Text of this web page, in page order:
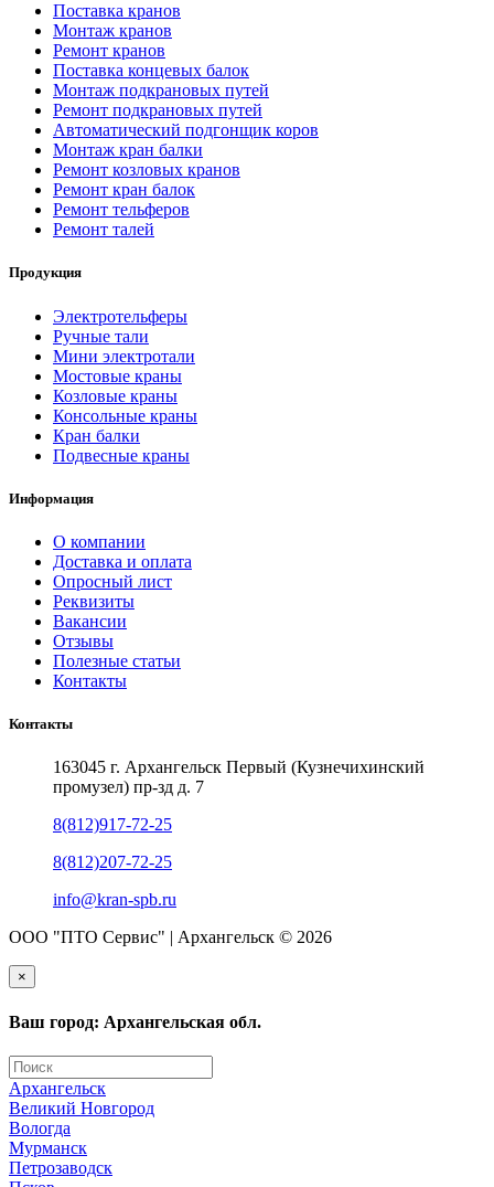
Поставка кранов
Монтаж кранов
Ремонт кранов
Поставка концевых балок
Монтаж подкрановых путей
Ремонт подкрановых путей
Автоматический подгонщик коров
Монтаж кран балки
Ремонт козловых кранов
Ремонт кран балок
Ремонт тельферов
Ремонт талей
Продукция
Электротельферы
Ручные тали
Мини электротали
Мостовые краны
Козловые краны
Консольные краны
Кран балки
Подвесные краны
Информация
О компании
Доставка и оплата
Опросный лист
Реквизиты
Вакансии
Отзывы
Полезные статьи
Контакты
Контакты
163045 г. Архангельск Первый (Кузнечихинский
промузел) пр-зд д. 7
8(812)917-72-25
8(812)207-72-25
info@kran-spb.ru
ООО "ПТО Сервис" | Архангельск © 2026
×
Ваш город: Архангельская обл.
Архангельск
Великий Новгород
Вологда
Мурманск
Петрозаводск